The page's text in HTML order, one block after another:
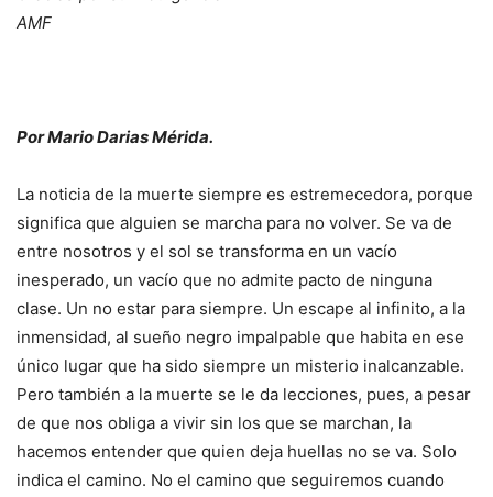
AMF
Por Mario Darias Mérida.
La noticia de la muerte siempre es estremecedora, porque
significa que alguien se marcha para no volver. Se va de
entre nosotros y el sol se transforma en un vacío
inesperado, un vacío que no admite pacto de ninguna
clase. Un no estar para siempre. Un escape al infinito, a la
inmensidad, al sueño negro impalpable que habita en ese
único lugar que ha sido siempre un misterio inalcanzable.
Pero también a la muerte se le da lecciones, pues, a pesar
de que nos obliga a vivir sin los que se marchan, la
hacemos entender que quien deja huellas no se va. Solo
indica el camino. No el camino que seguiremos cuando